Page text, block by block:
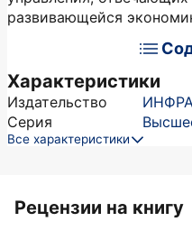
развивающейся
Характеристики
Издательство
Серия
Все характеристики
Рецензии на книгу